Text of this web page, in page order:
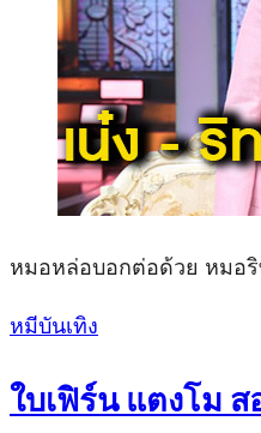
หมอหล่อบอกต่อด้วย หมอ
Posted
หมีบันเทิง
ใบเฟิร์น แตงโม